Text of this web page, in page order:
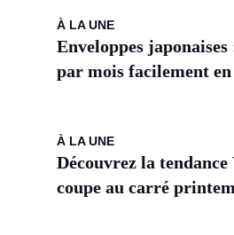
À LA UNE
Enveloppes japonaises
par mois facilement en
À LA UNE
Découvrez la
coupe au carré